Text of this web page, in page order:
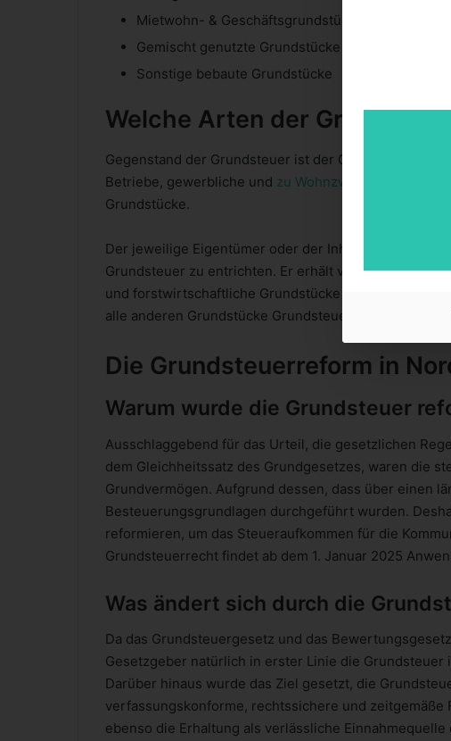
Mietwohn- & Geschäftsgrundstücke
Gemischt genutzte Grundstücke
Sonstige bebaute Grundstücke
Welche Arten der
Gegenstand der Grundsteuer ist der Grundbesitz,
Betriebe, gewerbliche und zu Wohnzwecken genutzte
Grundstücke.
Der jeweilige Eigentümer oder der Inhaber eines
Grundsteuer zu entrichten. Er erhält von seiner
und forstwirtschaftliche Grundstücke und Betriebe
alle anderen Grundstücke Grundsteuer B (baulich),
Die Grundsteuerreform in
Warum wurde die Grundsteuer
Ausschlaggebend für das Urteil, die gesetzlichen
dem Gleichheitssatz des Grundgesetzes, waren die
Grundvermögen. Aufgrund dessen, dass über einen
Besteuerungsgrundlagen durchgeführt wurden.
reformieren, um das Steueraufkommen für die
Grundsteuerrecht findet ab dem 1. Januar 2025
Was ändert sich durch die
Da das Grundsteuergesetz und das
Gesetzgeber natürlich in erster Linie die Grundsteuer
Darüber hinaus wurde das Ziel gesetzt, die
verfassungskonforme, rechtssichere und
ebenso die Erhaltung als verlässliche